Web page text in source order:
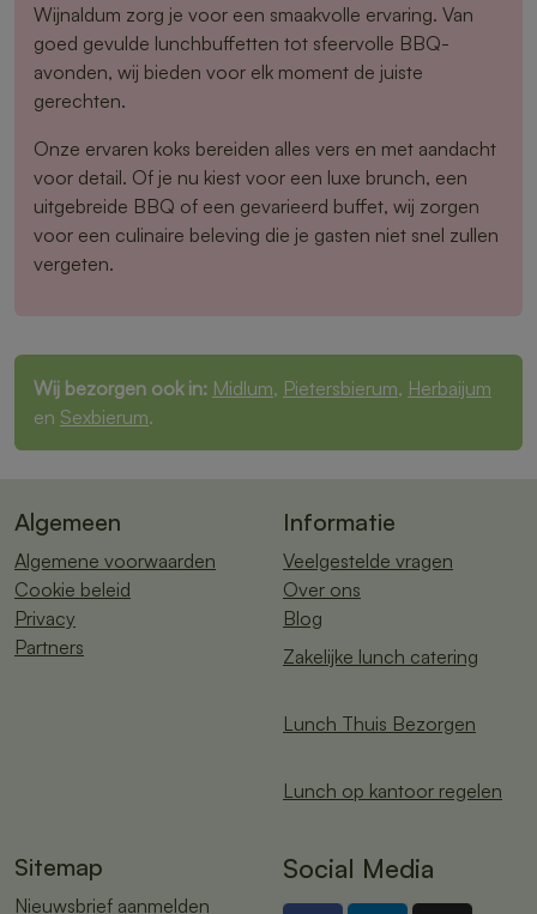
Wijnaldum zorg je voor een smaakvolle ervaring. Van
goed gevulde lunchbuffetten tot sfeervolle BBQ-
avonden, wij bieden voor elk moment de juiste
gerechten.
Onze ervaren koks bereiden alles vers en met aandacht
voor detail. Of je nu kiest voor een luxe brunch, een
uitgebreide BBQ of een gevarieerd buffet, wij zorgen
voor een culinaire beleving die je gasten niet snel zullen
vergeten.
Wij bezorgen ook in: Midlum, Pietersbierum, Herbaijum
en Sexbierum.
Algemeen
Algemene voorwaarden
Cookie beleid
Privacy
Partners
Informatie
Veelgestelde vragen
Over ons
Blog
Zakelijke lunch catering
Lunch Thuis Bezorgen
Lunch op kantoor regelen
Sitemap
Nieuwsbrief aanmelden
Social Media